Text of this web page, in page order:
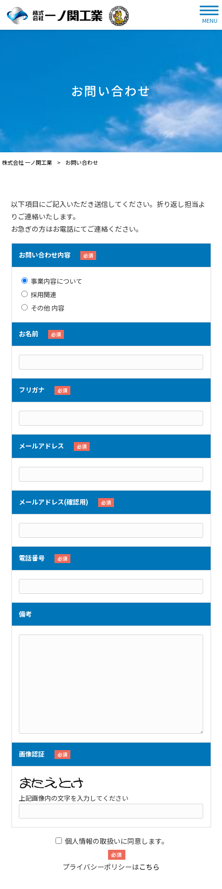
MENU
お問い合わせ
株式会社 一ノ関工業 > お問い合わせ
以下項目にご記入いただき送信してください。折り返し担当よ
りご連絡いたします。
お急ぎの方はお電話にてご連絡ください。
お問い合わせ内容 必須
事業内容について
採用関連
その他 内容
お名前 必須
フリガナ 必須
メールアドレス 必須
メールアドレス(確認用) 必須
電話番号 必須
備考
画像認証 必須
上記画像内の文字を入力してください
個人情報の取扱いに同意します。
必須
プライバシーポリシーはこちら